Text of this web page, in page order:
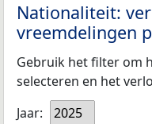
Nationaliteit:
vreemdelingen
Gebruik het filter om
selecteren en het
Jaar:
2025